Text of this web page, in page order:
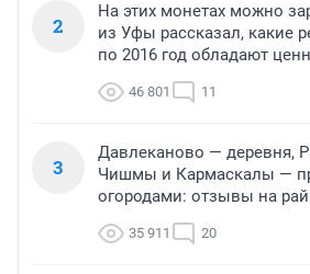
2
На этих монетах можно
из Уфы рассказал, какие
по 2016 год обладают
46 801 11
3
Давлеканово — деревня,
Чишмы и Кармаскалы —
огородами: отзывы на
35 911 20